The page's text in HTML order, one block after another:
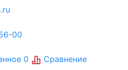
00
0 Сравнение